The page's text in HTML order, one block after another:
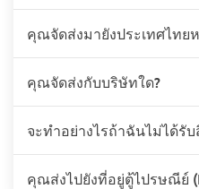
คุณจัดส่งมายังประเทศไทย
คุณจัดส่งกับบริษัทใด?
จะทำอย่างไรถ้าฉันไม่ได้รั
คุณส่งไปยังที่อยู่ตู้ไปรษณีย์